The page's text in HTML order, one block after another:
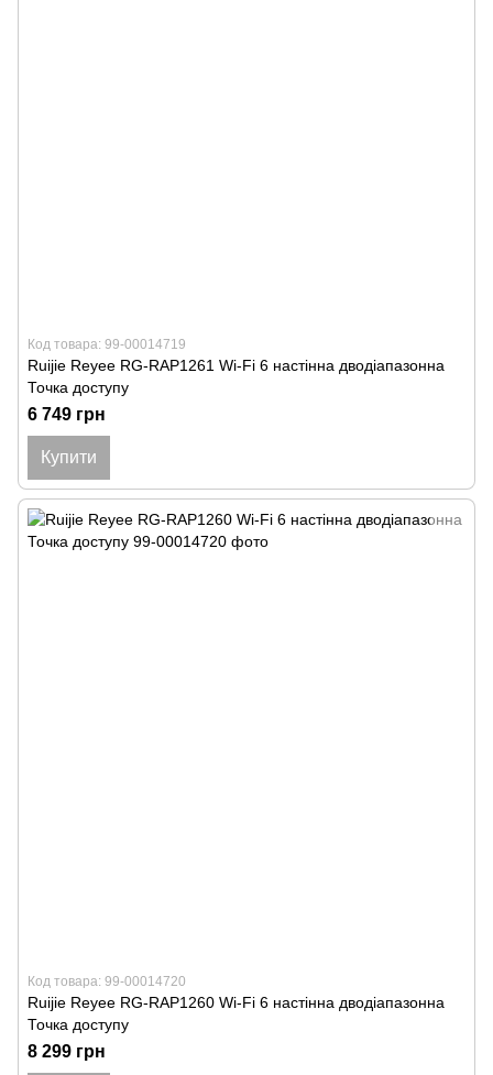
Код товара: 99-00014719
Ruijie Reyee RG-RAP1261 Wi-Fi 6 настінна дводіапазонна
Точка доступу
6 749 грн
Купити
Код товара: 99-00014720
Ruijie Reyee RG-RAP1260 Wi-Fi 6 настінна дводіапазонна
Точка доступу
8 299 грн